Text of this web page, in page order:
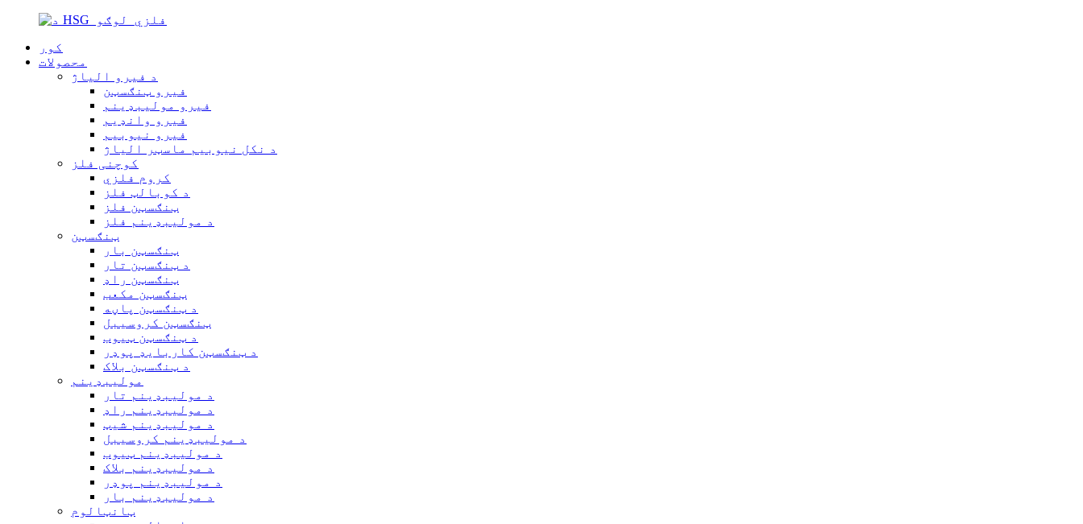
کور
محصولات
د فیرو الیاژ
فیرو ټنګسټن
فیرو مولیبډینم
فیرو وانډیم
فیرو نیوبیم
د نکل نیوبیم ماسټر الیاژ
کوچنی فلز
کروم فلزي
د کوبالټ فلز
ټنګسټن فلز
د مولیبډینم فلز
ټنګسټن
ټنګسټن بار
د ټنګسټن تار
ټنګسټن راډ
ټنګسټن مکعب
د ټنګسټن پاڼه
ټنګسټن کروسیبل
د ټنګسټن ټیوب
د ټنګسټن کاربایډ پوډر
د ټنګسټن بلاک
مولیبډینم
د مولیبډینم تار
د مولیبډینم راډ
د مولیبډینم شیټ
د مولیبډینم کروسیبل
د مولیبډینم ټیوب
د مولیبډینم بلاک
د مولیبډینم پوډر
د مولیبډینم بار
ټانټالوم